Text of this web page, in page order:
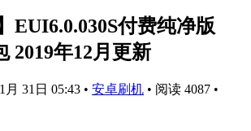
EUI6.0.030S付费纯净版
2019年12月更新
月 31日 05:43 • 安卓刷机 • 阅读 4087 •